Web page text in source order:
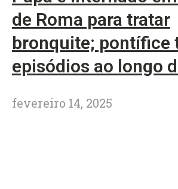
de Roma para tratar
bronquite; pontífice
episódios ao longo
fevereiro 14, 2025